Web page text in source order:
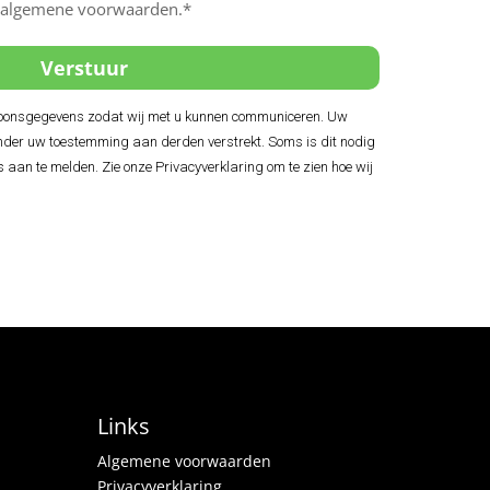
voorwaarden.*
zodat wij met u kunnen communiceren. Uw
uw toestemming aan derden verstrekt. Soms is dit nodig
te melden. Zie onze Privacyverklaring om te zien hoe wij
Links
Algemene voorwaarden